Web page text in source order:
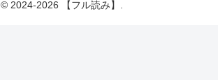
© 2024-2026 【フル読み】.